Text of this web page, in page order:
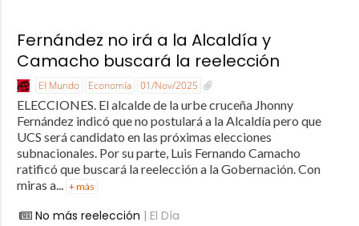
Fernández no irá a la Alcaldía y
Camacho buscará la reelección
El Mundo Economía 01/Nov/2025
ELECCIONES. El alcalde de la urbe cruceña Jhonny
Fernández indicó que no postulará a la Alcaldía pero que
UCS será candidato en las próximas elecciones
subnacionales. Por su parte, Luis Fernando Camacho
ratificó que buscará la reelección a la Gobernación. Con
miras a... + más
No más reelección | El Día